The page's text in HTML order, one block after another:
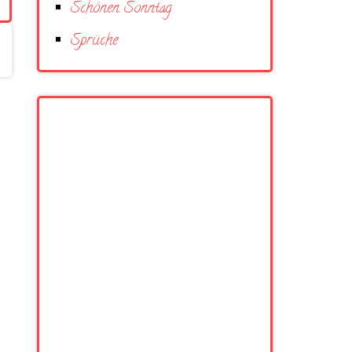
Schönen Sonntag
Sprüche